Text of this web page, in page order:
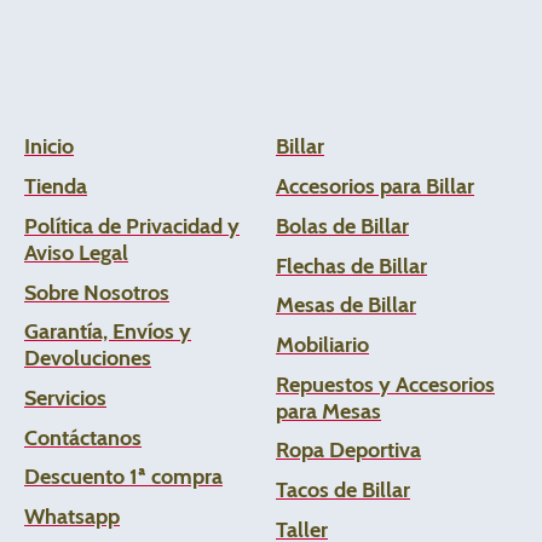
Inicio
Tienda
Política de Privacidad y
Aviso Legal
Sobre Nosotros
Garantía, Envíos y
Devoluciones
Servicios
Contáctanos
Descuento 1ª compra
Whatsapp
Billar
Accesorios para Billar
Bolas de Billar
Flechas de Billar
Mesas de Billar
Mobiliario
Repuestos y Accesorios
para Mesas
Ropa Deportiva
Tacos de Billar
Taller